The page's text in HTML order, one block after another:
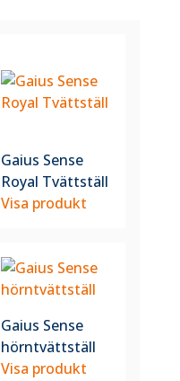
Gaius Sense
Royal Tvättställ
Visa produkt
Gaius Sense
hörntvättställ
Visa produkt